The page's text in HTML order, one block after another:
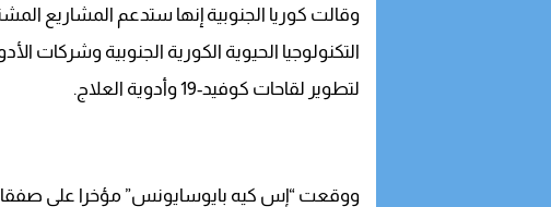
وقالت كوريا الجنوبية إنها ستدعم المشاريع
التكنولوجيا الحيوية الكورية الجنوبية وشركات
لتطوير لقاحات كوفيد-19 وأدوية العلاج.
ووقعت “إس كيه بايوسايونس” مؤخرا على صفقات